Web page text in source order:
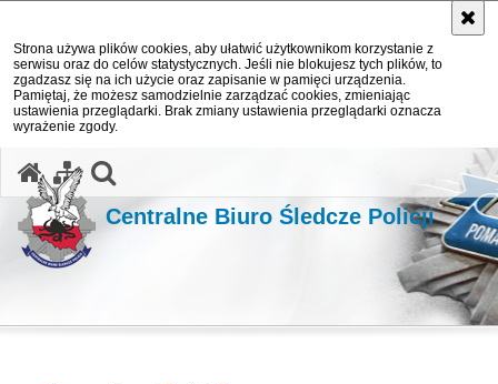
Strona używa plików cookies, aby ułatwić użytkownikom korzystanie z
serwisu oraz do celów statystycznych. Jeśli nie blokujesz tych plików, to
zgadzasz się na ich użycie oraz zapisanie w pamięci urządzenia.
Pamiętaj, że możesz samodzielnie zarządzać cookies, zmieniając
ustawienia przeglądarki. Brak zmiany ustawienia przeglądarki oznacza
wyrażenie zgody.
Centralne Biuro Śledcze Policji